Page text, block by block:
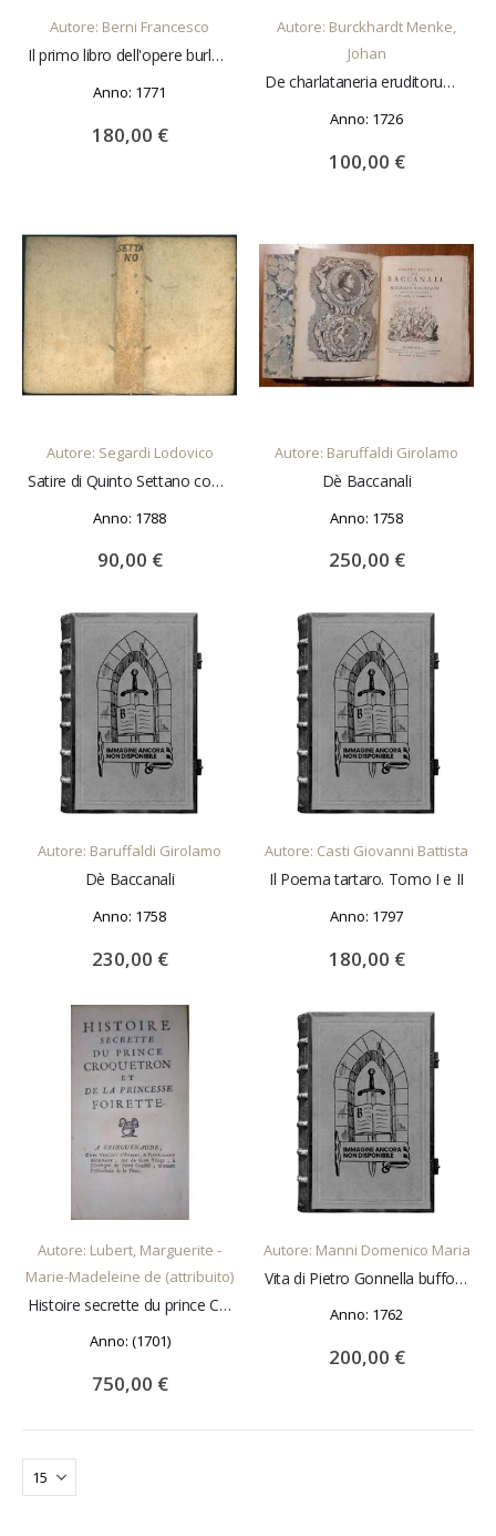
Autore: Berni Francesco
Il primo libro dell'opere burlesche
Anno: 1771
180,00 €
Autore: Burckhardt Menke,
Johan
De charlataneria eruditorum declamationes duae, cum notis variorum. Accessit epistola Sebastiani Stadelii ad Janum philomusum de circumforanea literatorum vanitate; ac tandem supplementi loco in hac Editione adjectae sunt N.N. Notae Tumultuariae.
Anno: 1726
100,00 €
AGGIUNGI AL CARRELLO
Autore: Segardi Lodovico
Satire di Quinto Settano con aggiunte e note.
Anno: 1788
90,00 €
Autore: Baruffaldi Girolamo
Dè Baccanali
Anno: 1758
250,00 €
AGGIUNGI AL CARRELLO
Autore: Baruffaldi Girolamo
Dè Baccanali
Anno: 1758
230,00 €
AGGIUNGI AL CARRELLO
Autore: Casti Giovanni Battista
Il Poema tartaro. Tomo I e II
Anno: 1797
180,00 €
Autore: Lubert, Marguerite -
Marie-Madeleine de (attribuito)
Histoire secrette du prince Croqu'Etron et da la princesse Foirette (Histoire secrete..)
Anno: (1701)
750,00 €
AGGIUNGI AL CARRELLO
Autore: Manni Domenico Maria
Vita di Pietro Gonnella buffone
Anno: 1762
200,00 €